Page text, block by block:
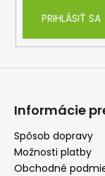
PRIHLÁSIŤ SA
Informácie
Spôsob dopravy
Možnosti platby
Obchodné